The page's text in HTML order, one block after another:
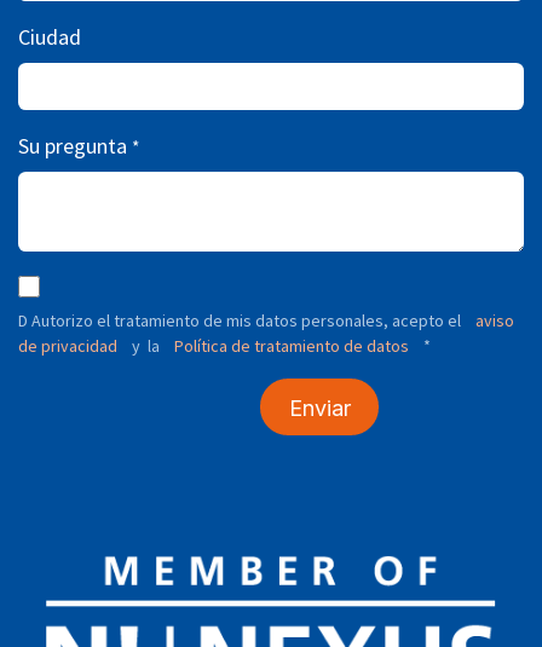
Ciudad
Su pregunta *
D Autorizo ​​el tratamiento de mis datos personales, acepto el
aviso
de privacidad
y la Política de tratamiento de datos *
Enviar